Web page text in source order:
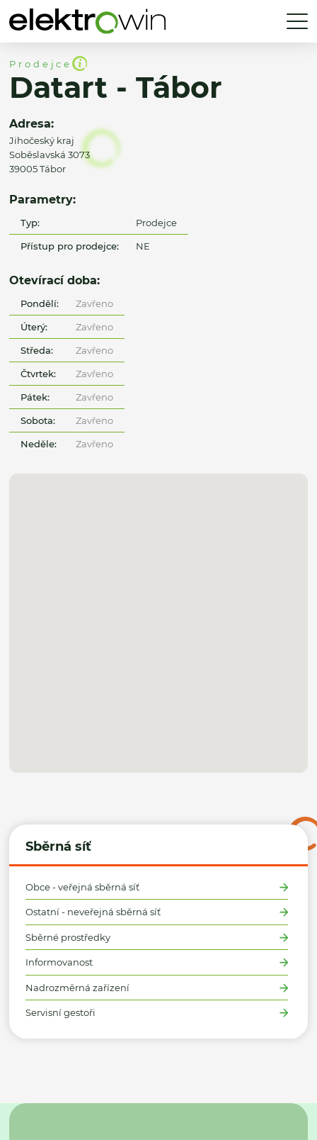
Sběrná síť
Obce - veřejná sběrná síť
Ostatní - neveřejná sběrná síť
Sběrné prostředky
Informovanost
Nadrozměrná zařízení
Servisní gestoři
Prodejce
Datart - Tábor
Adresa:
Jihočeský kraj
Soběslavská 3073
39005 Tábor
Parametry:
Typ: Prodejce
Přístup pro prodejce: NE
Otevírací doba:
Pondělí: Zavřeno
Úterý: Zavřeno
Středa: Zavřeno
Čtvrtek: Zavřeno
Pátek: Zavřeno
Sobota: Zavřeno
Neděle: Zavřeno